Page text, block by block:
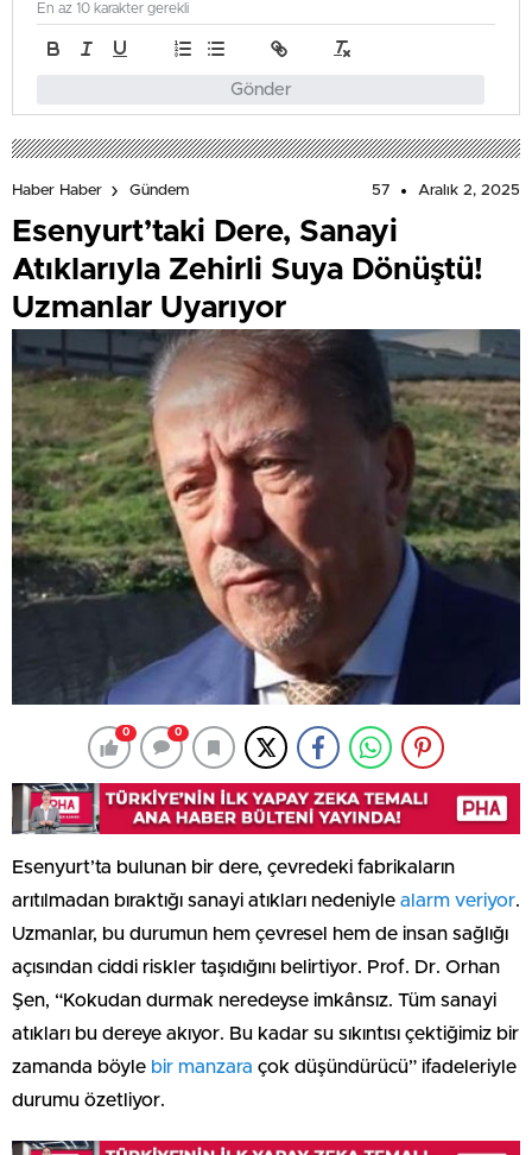
Gönder
En az 10 karakter gerekli
Haber Haber Gündem 57 Aralık 2, 2025
Esenyurt’taki Dere, Sanayi
Atıklarıyla Zehirli Suya Dönüştü!
Uzmanlar Uyarıyor
0 0
Esenyurt’ta bulunan bir dere, çevredeki fabrikaların
arıtılmadan bıraktığı sanayi atıkları nedeniyle alarm veriyor.
Uzmanlar, bu durumun hem çevresel hem de insan sağlığı
açısından ciddi riskler taşıdığını belirtiyor. Prof. Dr. Orhan
Şen, “Kokudan durmak neredeyse imkânsız. Tüm sanayi
atıkları bu dereye akıyor. Bu kadar su sıkıntısı çektiğimiz bir
zamanda böyle bir manzara çok düşündürücü” ifadeleriyle
durumu özetliyor.